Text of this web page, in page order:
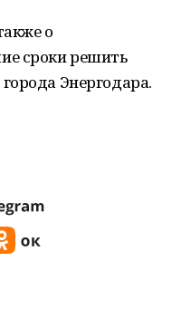
о
сроки решить
Энергодара.